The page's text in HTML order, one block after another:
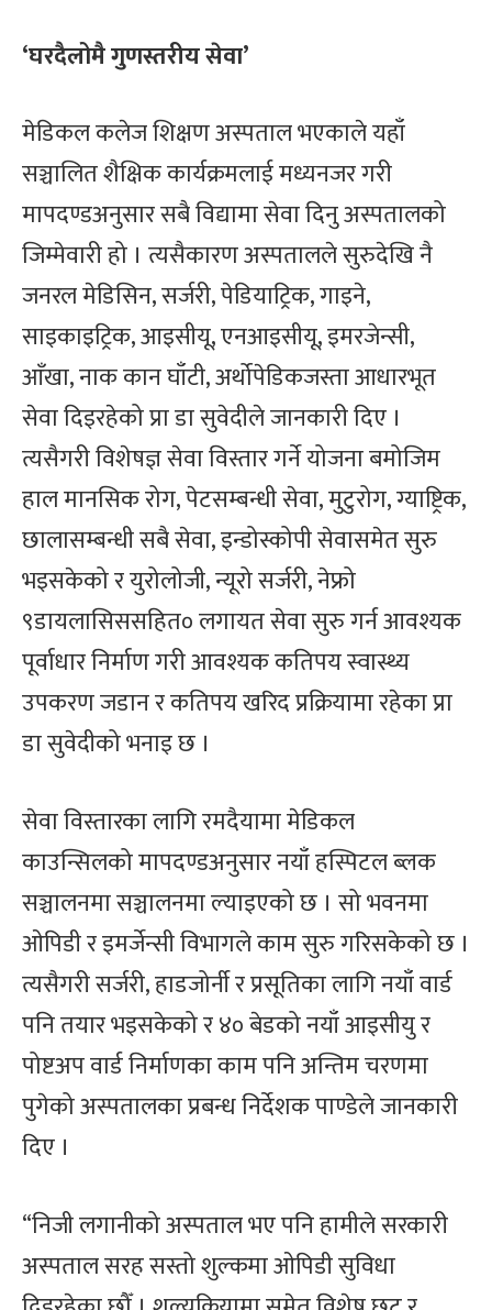
‘घरदैलोमै गुणस्तरीय सेवा’
मेडिकल कलेज शिक्षण अस्पताल भएकाले यहाँ
सञ्चालित शैक्षिक कार्यक्रमलाई मध्यनजर गरी
मापदण्डअनुसार सबै विद्यामा सेवा दिनु अस्पतालको
जिम्मेवारी हो । त्यसैकारण अस्पतालले सुरुदेखि नै
जनरल मेडिसिन, सर्जरी, पेडियाट्रिक, गाइने,
साइकाइट्रिक, आइसीयू, एनआइसीयू, इमरजेन्सी,
आँखा, नाक कान घाँटी, अर्थोपेडिकजस्ता आधारभूत
सेवा दिइरहेको प्रा डा सुवेदीले जानकारी दिए ।
त्यसैगरी विशेषज्ञ सेवा विस्तार गर्ने योजना बमोजिम
हाल मानसिक रोग, पेटसम्बन्धी सेवा, मुटुरोग, ग्याष्ट्रिक,
छालासम्बन्धी सबै सेवा, इन्डोस्कोपी सेवासमेत सुरु
भइसकेको र युरोलोजी, न्यूरो सर्जरी, नेफ्रो
९डायलासिससहित० लगायत सेवा सुरु गर्न आवश्यक
पूर्वाधार निर्माण गरी आवश्यक कतिपय स्वास्थ्य
उपकरण जडान र कतिपय खरिद प्रक्रियामा रहेका प्रा
डा सुवेदीको भनाइ छ ।
सेवा विस्तारका लागि रमदैयामा मेडिकल
काउन्सिलको मापदण्डअनुसार नयाँ हस्पिटल ब्लक
सञ्चालनमा सञ्चालनमा ल्याइएको छ । सो भवनमा
ओपिडी र इमर्जेन्सी विभागले काम सुरु गरिसकेको छ ।
त्यसैगरी सर्जरी, हाडजोर्नी र प्रसूतिका लागि नयाँ वार्ड
पनि तयार भइसकेको र ४० बेडको नयाँ आइसीयु र
पोष्टअप वार्ड निर्माणका काम पनि अन्तिम चरणमा
पुगेको अस्पतालका प्रबन्ध निर्देशक पाण्डेले जानकारी
दिए ।
“निजी लगानीको अस्पताल भए पनि हामीले सरकारी
अस्पताल सरह सस्तो शुल्कमा ओपिडी सुविधा